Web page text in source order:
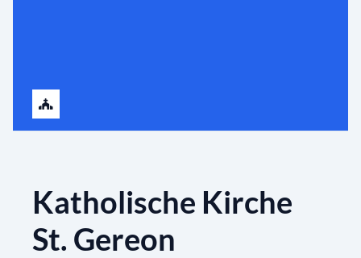
Katholische Kirche
St. Gereon